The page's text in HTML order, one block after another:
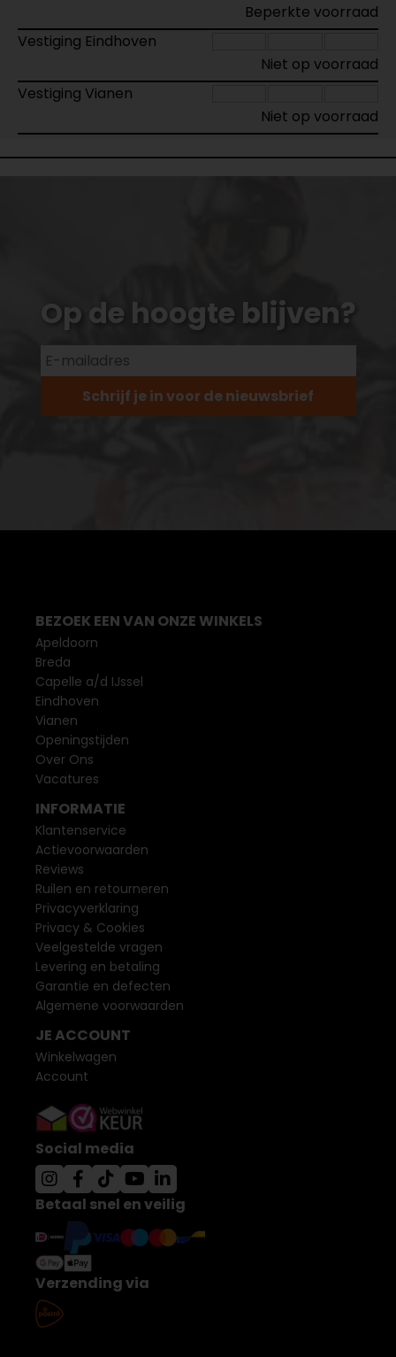
Beperkte voorraad
Vestiging Eindhoven
Niet op voorraad
Vestiging Vianen
Niet op voorraad
Op de hoogte blijven?
Schrijf je in voor de nieuwsbrief
BEZOEK EEN VAN ONZE WINKELS
Apeldoorn
Breda
Capelle a/d IJssel
Eindhoven
Vianen
Openingstijden
Over Ons
Vacatures
INFORMATIE
Klantenservice
Actievoorwaarden
Reviews
Ruilen en retourneren
Privacyverklaring
Privacy & Cookies
Veelgestelde vragen
Levering en betaling
Garantie en defecten
Algemene voorwaarden
JE ACCOUNT
Winkelwagen
Account
Social media
Betaal snel en veilig
Verzending via